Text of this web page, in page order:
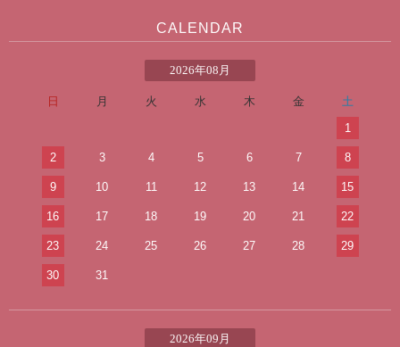
CALENDAR
2026年08月
日 月 火 水 木 金
土
1
2 3 4 5 6 7 8
9 10 11 12 13 14 15
16 17 18 19 20 21 22
23 24 25 26 27 28 29
30 31
2026年09月